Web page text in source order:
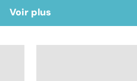
Voir plus